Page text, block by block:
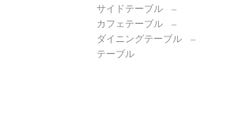
サイドテーブル
カフェテーブル
ダイニングテーブル
テーブル